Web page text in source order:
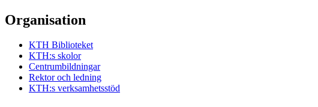
Organisation
KTH Biblioteket
KTH:s skolor
Centrumbildningar
Rektor och ledning
KTH:s verksamhetsstöd